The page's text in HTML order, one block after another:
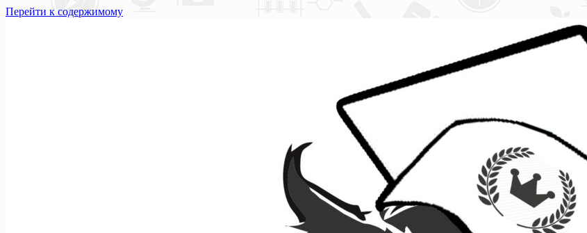
Перейти к содержимому